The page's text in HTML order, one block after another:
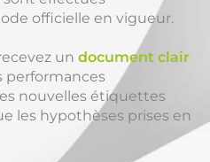
officielle en vigueur.
un document clair
performances
nouvelles étiquettes
les hypothèses prises en